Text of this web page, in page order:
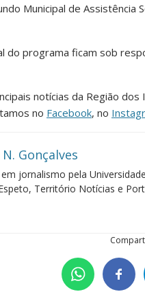
Municipal de Assistência
do programa ficam sob
notícias da Região
no Facebook, no
N. Gonçalves
jornalismo pela
Território Notícias e